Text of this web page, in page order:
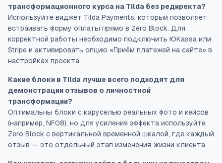
трансформационного курса на Tilda без редиректа?
Используйте виджет Tilda Payments, который позволяет
встраивать форму оплаты прямо в Zero Block. Для
корректной работы необходимо подключить ЮKassa или
Stripe и активировать опцию «Приём платежей на сайте» в
настройках проекта.
Какие блоки в Tilda лучше всего подходят для
демонстрации отзывов о личностной
трансформации?
Оптимальны блоки с каруселью реальных фото и кейсов
(например, NF08), но для усиления эффекта используйте
Zero Block с вертикальной временной шкалой, где каждый
отзыв — это отдельный этап изменения жизни клиента.